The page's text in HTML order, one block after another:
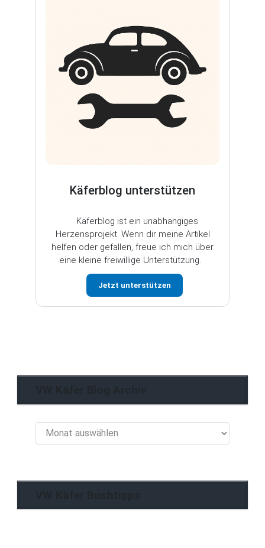
Käferblog unterstützen
Käferblog ist ein unabhängiges
Herzensprojekt. Wenn dir meine Artikel
helfen oder gefallen, freue ich mich über
eine kleine freiwillige Unterstützung.
Jetzt unterstützen
Käfer